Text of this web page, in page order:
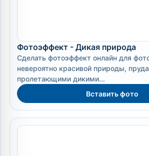
Фотоэффект - Дикая природа
Сделать фотоэффект онлайн для
невероятно красивой природы,
пролетающими дикими...
Вставить фото